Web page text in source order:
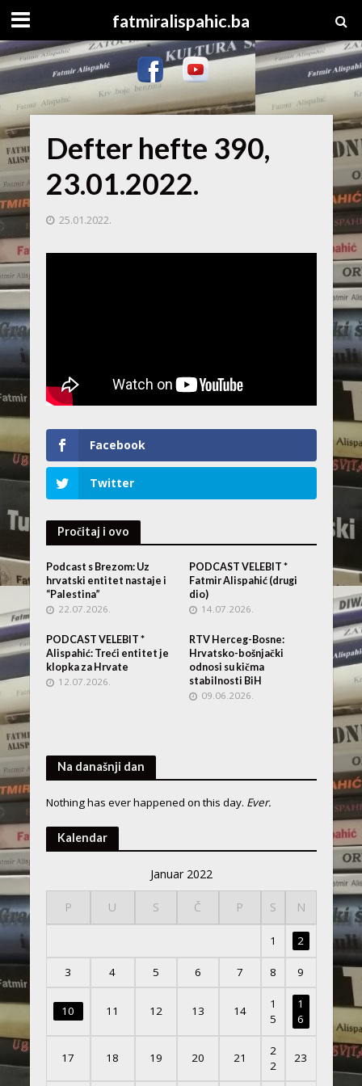
fatmiralispahic.ba
Defter hefte 390,
23.01.2022.
25.01.2022.
Facebook
Twitter
Pročitaj i ovo
Podcast s Brezom: Uz
hrvatski entitet nastaje i
“Palestina”
22.07.2026.
PODCAST VELEBIT *
Fatmir Alispahić (drugi
dio)
14.07.2026.
PODCAST VELEBIT *
Alispahić: Treći entitet je
klopka za Hrvate
12.07.2026.
RTV Herceg-Bosne:
Hrvatsko-bošnjački
odnosi su kičma
stabilnosti BiH
09.06.2026.
Na današnji dan
Nothing has ever happened on this day. Ever.
Kalendar
Januar 2022
P U S Č P S N
1 2
3 4 5 6 7 8 9
10 11 12 13 14
1
5
1
6
17 18 19 20 21
2
2
23